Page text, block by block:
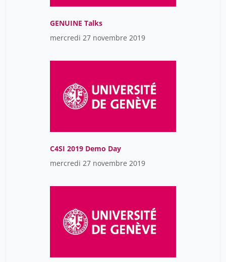
GENUINE Talks
mercredi 27 novembre 2019
C4SI 2019 Demo Day
mercredi 27 novembre 2019